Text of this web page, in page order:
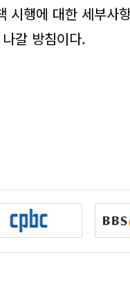
행에 대한 세부사
갈 방침이다.